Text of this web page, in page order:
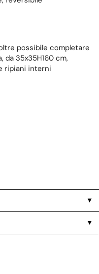
possibile completare
da 35x35H160 cm,
ripiani interni
▼
▼